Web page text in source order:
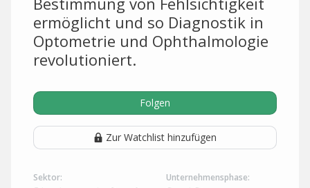
ermöglicht und so Diagnostik in
Optometrie und Ophthalmologie
revolutioniert.
Folgen
Zur Watchlist hinzufügen
Sektor: Unternehmensphase: